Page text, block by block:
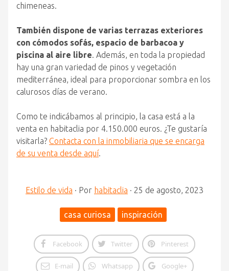
chimeneas.
También dispone de varias terrazas exteriores
con cómodos sofás, espacio de barbacoa y
piscina al aire libre. Además, en toda la propiedad
hay una gran variedad de pinos y vegetación
mediterránea, ideal para proporcionar sombra en los
calurosos días de verano.
Como te indicábamos al principio, la casa está a la
venta en habitaclia por 4.150.000 euros. ¿Te gustaría
visitarla? Contacta con la inmobiliaria que se encarga
de su venta desde aquí.
Estilo de vida · Por habitaclia · 25 de agosto, 2023
casa curiosa inspiración
Facebook Twitter Pinterest
E-mail Whatsapp Google+